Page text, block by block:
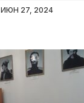
ИЮН 27, 2024